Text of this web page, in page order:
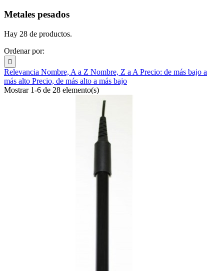
Metales pesados
Hay 28 de productos.
Ordenar por:

Relevancia Nombre, A a Z Nombre, Z a A Precio: de más bajo a
más alto Precio, de más alto a más bajo
Mostrar 1-6 de 28 elemento(s)